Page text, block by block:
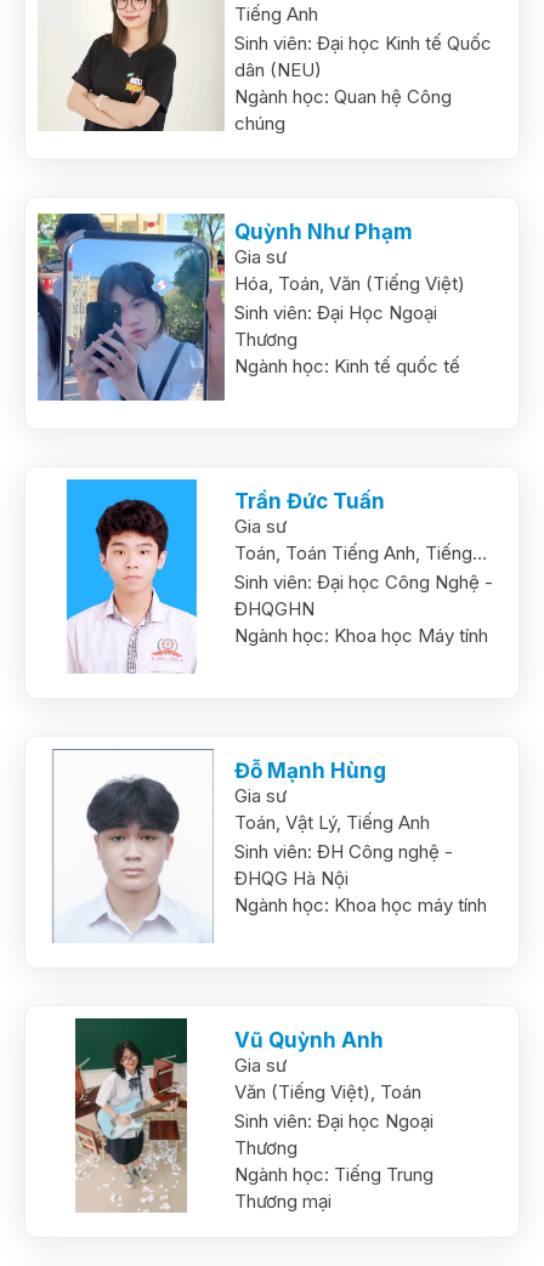
Tiếng Anh
Sinh viên: Đại học Kinh tế Quốc
dân (NEU)
Ngành học: Quan hệ Công
chúng
Quỳnh Như Phạm
Gia sư
Hóa, Toán,Văn (Tiếng Việt)
Sinh viên: Đại Học Ngoại
Thương
Ngành học: Kinh tế quốc tế
Trần Đức Tuấn
Gia sư
Toán, Toán Tiếng Anh, Tiếng
Anh
Sinh viên: Đại học Công Nghệ -
ĐHQGHN
Ngành học: Khoa học Máy tính
Đỗ Mạnh Hùng
Gia sư
Toán,Vật Lý, Tiếng Anh
Sinh viên: ĐH Công nghệ -
ĐHQG Hà Nội
Ngành học: Khoa học máy tính
Vũ Quỳnh Anh
Gia sư
Văn (Tiếng Việt), Toán
Sinh viên: Đại học Ngoại
Thương
Ngành học: Tiếng Trung
Thương mại